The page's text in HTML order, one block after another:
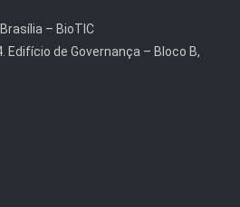
– BioTIC
Edifício de Governança – Bloco B,